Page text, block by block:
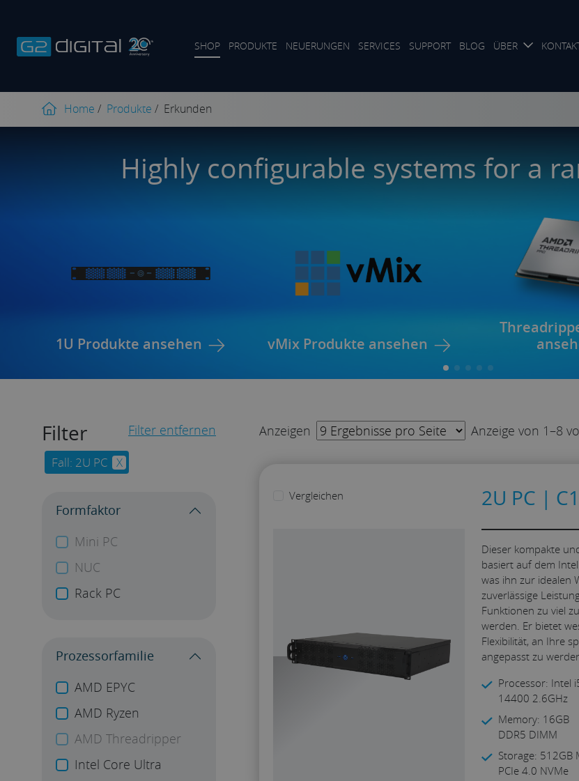
SHOP PRODUKTE NEUERUNGEN SERVICES SUPPORT BLOG ÜBER
Home / Produkte / Erkunden
Highly configurable systems for a
1U Produkte ansehen vMix Produkte ansehen
Filter Filter entfernen
Fall: 2U PC X
Formfaktor
Mini PC
NUC
Rack PC
Prozessorfamilie
AMD EPYC
AMD Ryzen
AMD Threadripper
Intel Core Ultra
Anzeigen Anzeige von 1–8
Vergleichen 2U PC |
Dieser kompakte
basiert auf dem
was ihn zur idealen
zuverlässige
Funktionen zu viel
werden. Er bietet
Flexibilität, an Ihre
angepasst zu
Processor: Intel
14400 2.6GHz
Memory: 16GB
DDR5 DIMM
Storage: 512GB
PCIe 4.0 NVMe